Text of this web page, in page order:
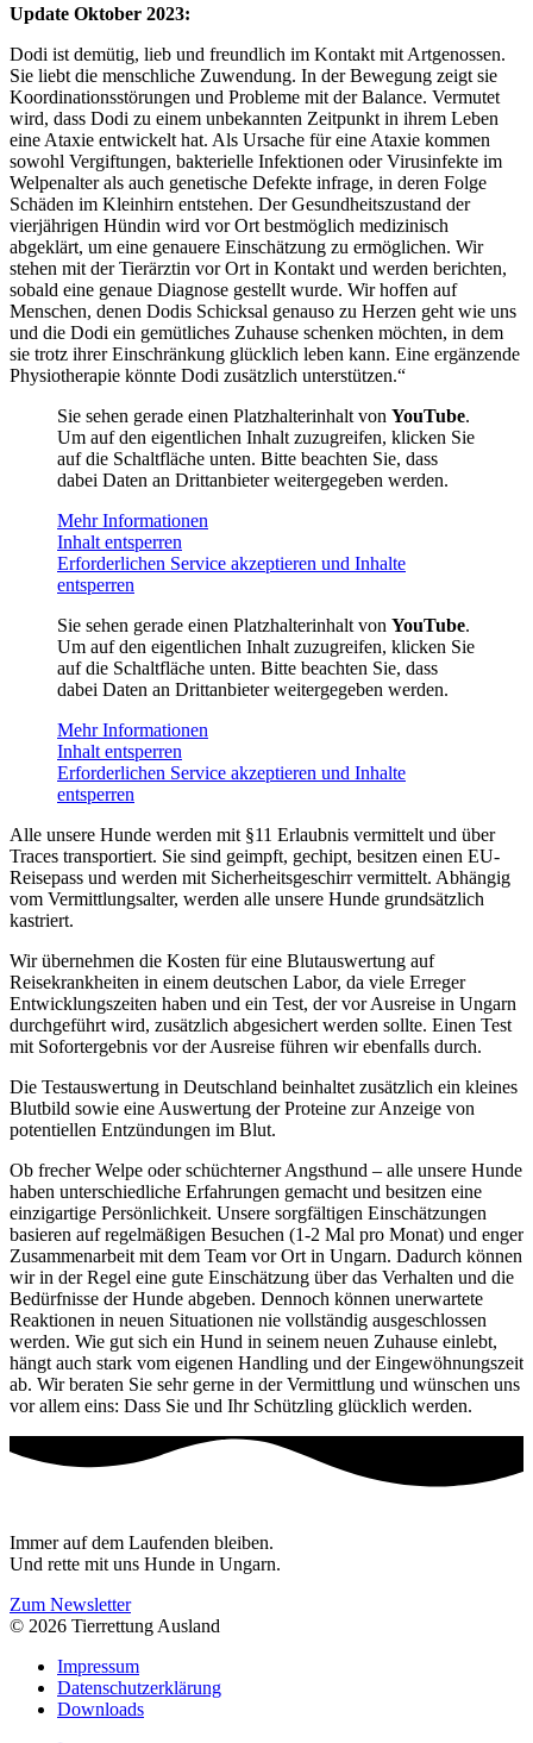
Update Oktober 2023:
Dodi ist demütig, lieb und freundlich im Kontakt mit Artgenossen.
Sie liebt die menschliche Zuwendung. In der Bewegung zeigt sie
Koordinationsstörungen und Probleme mit der Balance. Vermutet
wird, dass Dodi zu einem unbekannten Zeitpunkt in ihrem Leben
eine Ataxie entwickelt hat. Als Ursache für eine Ataxie kommen
sowohl Vergiftungen, bakterielle Infektionen oder Virusinfekte im
Welpenalter als auch genetische Defekte infrage, in deren Folge
Schäden im Kleinhirn entstehen. Der Gesundheitszustand der
vierjährigen Hündin wird vor Ort bestmöglich medizinisch
abgeklärt, um eine genauere Einschätzung zu ermöglichen. Wir
stehen mit der Tierärztin vor Ort in Kontakt und werden berichten,
sobald eine genaue Diagnose gestellt wurde. Wir hoffen auf
Menschen, denen Dodis Schicksal genauso zu Herzen geht wie uns
und die Dodi ein gemütliches Zuhause schenken möchten, in dem
sie trotz ihrer Einschränkung glücklich leben kann. Eine ergänzende
Physiotherapie könnte Dodi zusätzlich unterstützen.“
Sie sehen gerade einen Platzhalterinhalt von YouTube.
Um auf den eigentlichen Inhalt zuzugreifen, klicken Sie
auf die Schaltfläche unten. Bitte beachten Sie, dass
dabei Daten an Drittanbieter weitergegeben werden.
Mehr Informationen
Inhalt entsperren
Erforderlichen Service akzeptieren und Inhalte
entsperren
Sie sehen gerade einen Platzhalterinhalt von YouTube.
Um auf den eigentlichen Inhalt zuzugreifen, klicken Sie
auf die Schaltfläche unten. Bitte beachten Sie, dass
dabei Daten an Drittanbieter weitergegeben werden.
Mehr Informationen
Inhalt entsperren
Erforderlichen Service akzeptieren und Inhalte
entsperren
Alle unsere Hunde werden mit §11 Erlaubnis vermittelt und über
Traces transportiert. Sie sind geimpft, gechipt, besitzen einen EU-
Reisepass und werden mit Sicherheitsgeschirr vermittelt. Abhängig
vom Vermittlungsalter, werden alle unsere Hunde grundsätzlich
kastriert.
Wir übernehmen die Kosten für eine Blutauswertung auf
Reisekrankheiten in einem deutschen Labor, da viele Erreger
Entwicklungszeiten haben und ein Test, der vor Ausreise in Ungarn
durchgeführt wird, zusätzlich abgesichert werden sollte. Einen Test
mit Sofortergebnis vor der Ausreise führen wir ebenfalls durch.
Die Testauswertung in Deutschland beinhaltet zusätzlich ein kleines
Blutbild sowie eine Auswertung der Proteine zur Anzeige von
potentiellen Entzündungen im Blut.
Ob frecher Welpe oder schüchterner Angsthund – alle unsere Hunde
haben unterschiedliche Erfahrungen gemacht und besitzen eine
einzigartige Persönlichkeit. Unsere sorgfältigen Einschätzungen
basieren auf regelmäßigen Besuchen (1-2 Mal pro Monat) und enger
Zusammenarbeit mit dem Team vor Ort in Ungarn. Dadurch können
wir in der Regel eine gute Einschätzung über das Verhalten und die
Bedürfnisse der Hunde abgeben. Dennoch können unerwartete
Reaktionen in neuen Situationen nie vollständig ausgeschlossen
werden. Wie gut sich ein Hund in seinem neuen Zuhause einlebt,
hängt auch stark vom eigenen Handling und der Eingewöhnungszeit
ab. Wir beraten Sie sehr gerne in der Vermittlung und wünschen uns
vor allem eins: Dass Sie und Ihr Schützling glücklich werden.
Immer auf dem Laufenden bleiben.
Und rette mit uns Hunde in Ungarn.
Zum Newsletter
© 2026 Tierrettung Ausland
Impressum
Datenschutzerklärung
Downloads